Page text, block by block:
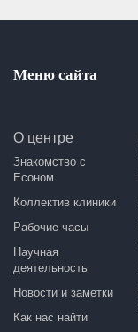
Меню сайта
О центре
Знакомство с
Есоном
Коллектив клиники
Рабочие часы
Научная
деятельность
Новости и заметки
Как нас найти